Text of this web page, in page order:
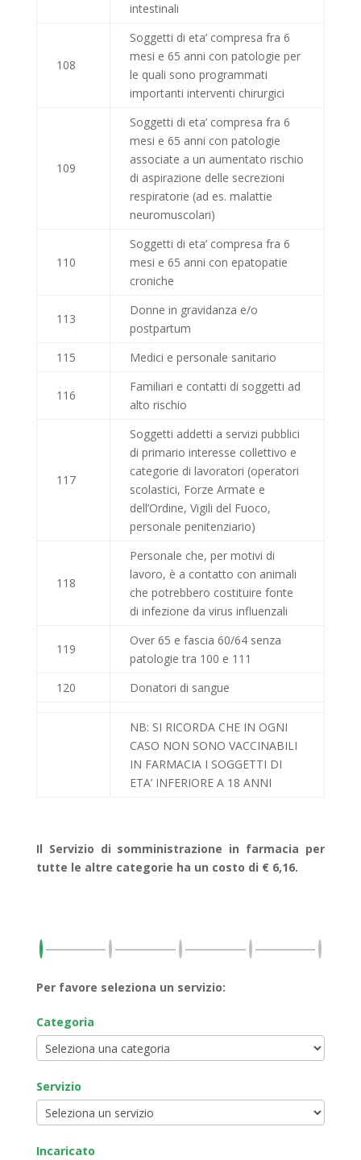
intestinali
108
Soggetti di eta’ compresa fra 6
mesi e 65 anni con patologie per
le quali sono programmati
importanti interventi chirurgici
109
Soggetti di eta’ compresa fra 6
mesi e 65 anni con patologie
associate a un aumentato rischio
di aspirazione delle secrezioni
respiratorie (ad es. malattie
neuromuscolari)
110
Soggetti di eta’ compresa fra 6
mesi e 65 anni con epatopatie
croniche
113
Donne in gravidanza e/o
postpartum
115
Medici e personale sanitario
116
Familiari e contatti di soggetti ad
alto rischio
117
Soggetti addetti a servizi pubblici
di primario interesse collettivo e
categorie di lavoratori (operatori
scolastici, Forze Armate e
dell’Ordine, Vigili del Fuoco,
personale penitenziario)
118
Personale che, per motivi di
lavoro, è a contatto con animali
che potrebbero costituire fonte
di infezione da virus influenzali
119
Over 65 e fascia 60/64 senza
patologie tra 100 e 111
120
Donatori di sangue
NB: SI RICORDA CHE IN OGNI
CASO NON SONO VACCINABILI
IN FARMACIA I SOGGETTI DI
ETA’ INFERIORE A 18 ANNI
Il Servizio di somministrazione in farmacia per
tutte le altre categorie ha un costo di € 6,16.
Per favore seleziona un servizio:
Categoria
Servizio
Incaricato